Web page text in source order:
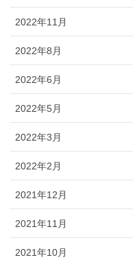
2022年11月
2022年8月
2022年6月
2022年5月
2022年3月
2022年2月
2021年12月
2021年11月
2021年10月